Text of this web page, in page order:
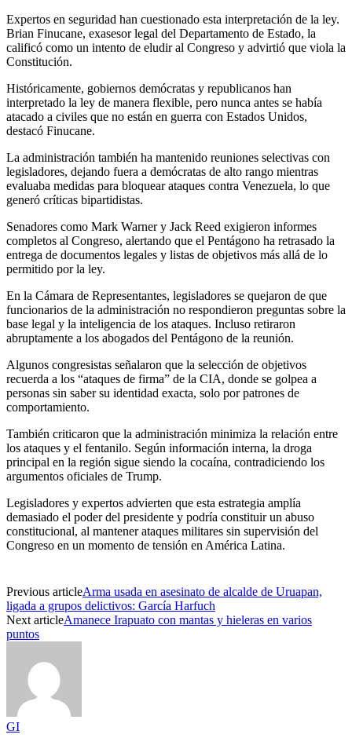
Expertos en seguridad han cuestionado esta interpretación de la ley.
Brian Finucane, exasesor legal del Departamento de Estado, la
calificó como un intento de eludir al Congreso y advirtió que viola la
Constitución.
Históricamente, gobiernos demócratas y republicanos han
interpretado la ley de manera flexible, pero nunca antes se había
atacado a civiles que no están en guerra con Estados Unidos,
destacó Finucane.
La administración también ha mantenido reuniones selectivas con
legisladores, dejando fuera a demócratas de alto rango mientras
evaluaba medidas para bloquear ataques contra Venezuela, lo que
generó críticas bipartidistas.
Senadores como Mark Warner y Jack Reed exigieron informes
completos al Congreso, alertando que el Pentágono ha retrasado la
entrega de documentos legales y listas de objetivos más allá de lo
permitido por la ley.
En la Cámara de Representantes, legisladores se quejaron de que
funcionarios de la administración no respondieron preguntas sobre la
base legal y la inteligencia de los ataques. Incluso retiraron
abruptamente a los abogados del Pentágono de la reunión.
Algunos congresistas señalaron que la selección de objetivos
recuerda a los “ataques de firma” de la CIA, donde se golpea a
personas sin saber su identidad exacta, solo por patrones de
comportamiento.
También criticaron que la administración minimiza la relación entre
los ataques y el fentanilo. Según información interna, la droga
principal en la región sigue siendo la cocaína, contradiciendo los
argumentos oficiales de Trump.
Legisladores y expertos advierten que esta estrategia amplía
demasiado el poder del presidente y podría constituir un abuso
constitucional, al mantener ataques militares sin supervisión del
Congreso en un momento de tensión en América Latina.
Previous articleArma usada en asesinato de alcalde de Uruapan,
ligada a grupos delictivos: García Harfuch
Next articleAmanece Irapuato con mantas y hieleras en varios
puntos
GI